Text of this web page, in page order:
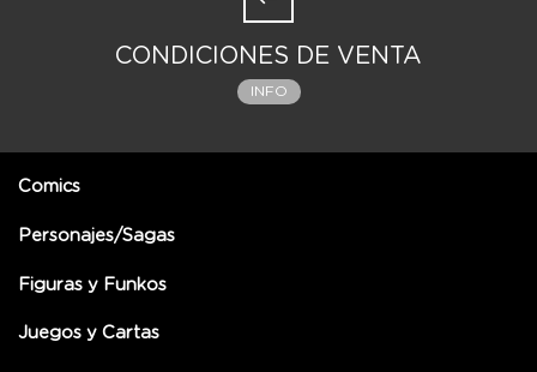
CONDICIONES DE VENTA
INFO
Comics
Personajes/Sagas
Figuras y Funkos
Juegos y Cartas